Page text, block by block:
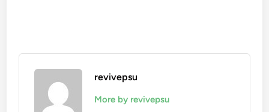
revivepsu
More by revivepsu